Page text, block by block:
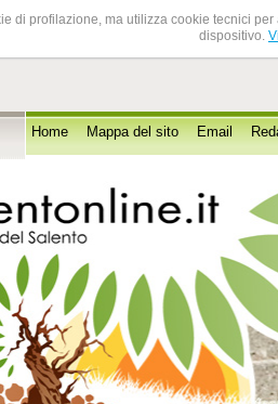
di profilazione, ma utilizza cookie tecnici
dispositivo.
Home Mappa del sito Email